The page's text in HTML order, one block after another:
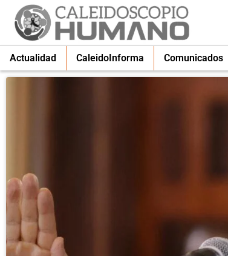
Actualidad CaleidoInforma Comunicados